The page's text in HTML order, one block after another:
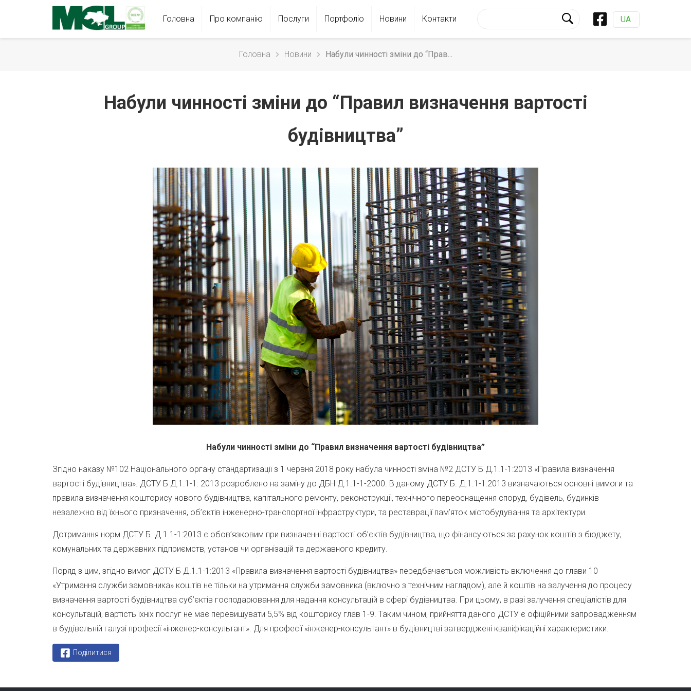
Головна Про компанію Послуги Портфолiо Новини Контакти UA
Головна Новини Набули чинності зміни до “Прав...
Набули чинності зміни до “Правил визначення вартості
будівництва”
Набули чинності зміни до “Правил визначення вартості будівництва”
Згідно наказу №102 Національного органу стандартизації з 1 червня 2018 року набула чинності зміна №2 ДСТУ Б Д.1.1-1:2013 «Правила визначення
вартості будівництва». ДСТУ Б Д.1.1-1: 2013 розроблено на заміну до ДБН Д.1.1-1-2000. В даному ДСТУ Б. Д.1.1-1:2013 визначаються основні вимоги та
правила визначення кошторису нового будівництва, капітального ремонту, реконструкції, технічного переоснащення споруд, будівель, будинків
незалежно від їхнього призначення, об’єктів інженерно-транспортної інфраструктури, та реставрації пам’яток містобудування та архітектури.
Дотримання норм ДСТУ Б. Д.1.1-1:2013 є обов’язковим при визначенні вартості об’єктів будівництва, що фінансуються за рахунок коштів з бюджету,
комунальних та державних підприємств, установ чи організацій та державного кредиту.
Поряд з цим, згідно вимог ДСТУ Б Д.1.1-1:2013 «Правила визначення вартості будівництва» передбачається можливість включення до глави 10
«Утримання служби замовника» коштів не тільки на утримання служби замовника (включно з технічним наглядом), але й коштів на залучення до процесу
визначення вартості будівництва суб’єктів господарювання для надання консультацій в сфері будівництва. При цьому, в разі залучення спеціалістів для
консультацій, вартість їхніх послуг не має перевищувати 5,5% від кошторису глав 1-9. Таким чином, прийняття даного ДСТУ є офіційними запровадженням
в будівельній галузі професії «інженер-консультант». Для професії «інженер-консультант» в будівництві затверджені кваліфікаційні характеристики.
Поділитися